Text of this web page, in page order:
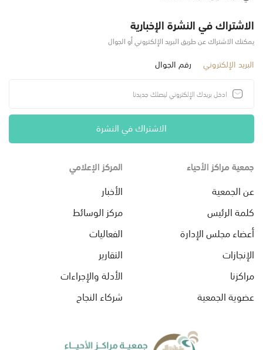
الاشتراك في النشرة الإخبارية
يمكنك الاشتراك عن طريق البريد الإلكتروني أو الجوال
البريد الإلكتروني رقم الجوال
الاشتراك في النشرة
جمعية مراكز الأحياء
عن الجمعية
كلمة الرئيس
أعضاء مجلس الإدارة
الإنجازات
مراكزنا
عضوية الجمعية
المركز الإعلامي
الأخبار
مركز الوسائط
الفعاليات
التقارير
الأدلة والإجراءات
شركاء النجاح